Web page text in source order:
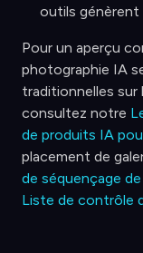
outils génèrent
Pour un aperçu
photographie IA
traditionnelles sur
consultez notre
de produits IA
placement de
de séquençage
Liste de contrôle